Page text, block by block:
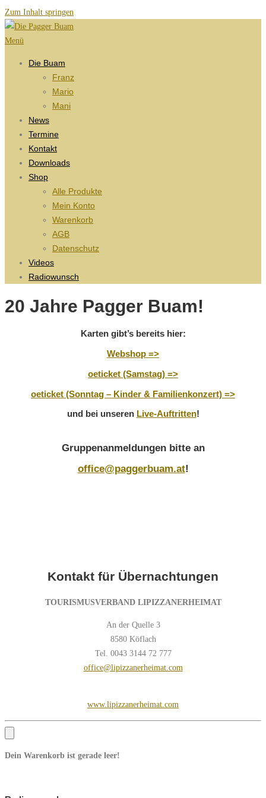
Zum Inhalt springen
Menü
Die Buam
Franz
Mario
Mani
News
Termine
Kontakt
Downloads
Shop
Alle Produkte
Mein Konto
Warenkorb
AGB
Datenschutz
Videos
Radiowunsch
20 Jahre Pagger Buam!
Karten gibt’s bereits hier:
Webshop =>
oeticket (Samstag) =>
oeticket (Sonntag – Kinder & Familienkonzert) =>
und bei unseren Live-Auftritten!
Gruppenanmeldungen bitte an
office@paggerbuam.at!
Kontakt für Übernachtungen
TOURISMUSVERBAND LIPIZZANERHEIMAT
An der Quelle 3
8580 Köflach
Tel. 0043 3144 72 777
office@lipizzanerheimat.com
www.lipizzanerheimat.com
Dein Warenkorb ist gerade leer!